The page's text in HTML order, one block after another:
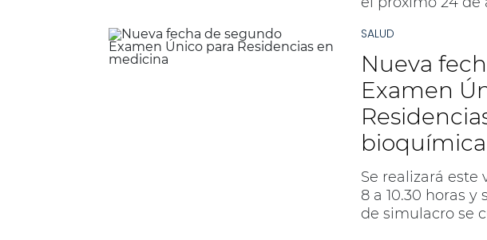
SALUD
Nueva
Examen
Se realizará este
8 a 10.30 horas
de simulacro se